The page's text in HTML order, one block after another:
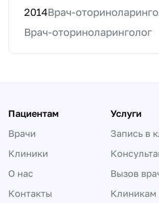
2014Врач-
Врач-оториноларинголог
Пациентам
Врачи
Клиники
О нас
Контакты
Услуги
Запись в
Вызов
Клиникам